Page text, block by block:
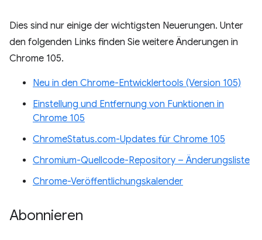
Dies sind nur einige der wichtigsten Neuerungen. Unter
den folgenden Links finden Sie weitere Änderungen in
Chrome 105.
Neu in den Chrome-Entwicklertools (Version 105)
Einstellung und Entfernung von Funktionen in
Chrome 105
ChromeStatus.com-Updates für Chrome 105
Chromium-Quellcode-Repository – Änderungsliste
Chrome-Veröffentlichungskalender
Abonnieren